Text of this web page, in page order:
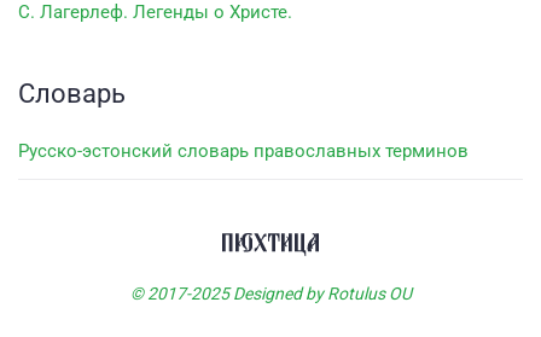
С. Лагерлеф. Легенды о Христе.
Словарь
Русско-эстонский словарь православных терминов
© 2017-2025 Designed by Rotulus OU